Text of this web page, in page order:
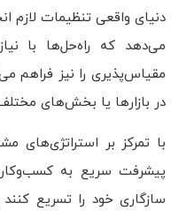
دنیای واقعی تنظیمات لازم
می‌دهد که راه‌حل‌ها با
مقیاس‌پذیری را نیز فراهم
در بازارها یا بخش‌های
با تمرکز بر استراتژی‌های
پیشرفت سریع به
سازگاری خود را تسریع